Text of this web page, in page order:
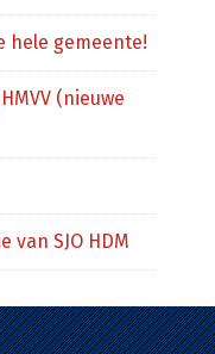
hele gemeente!
(nieuwe
van SJO HDM